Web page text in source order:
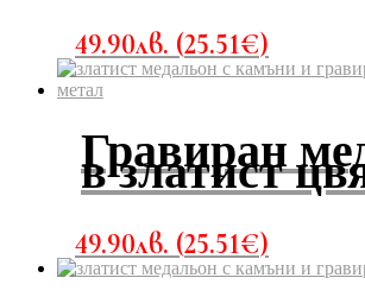
49.90лв. (25.51€)
Гравиран
в златист
49.90лв. (25.51€)